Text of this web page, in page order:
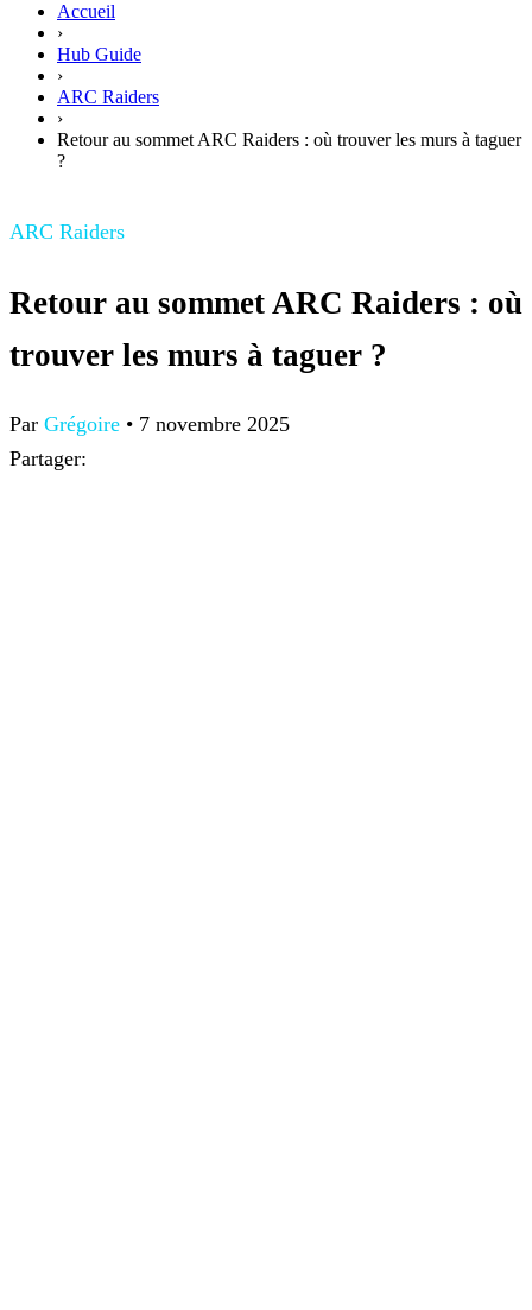
Accueil
›
Hub Guide
›
ARC Raiders
›
Retour au sommet ARC Raiders : où trouver les murs à taguer
?
ARC Raiders
Retour au sommet ARC Raiders : où
trouver les murs à taguer ?
Par Grégoire • 7 novembre 2025
Partager: